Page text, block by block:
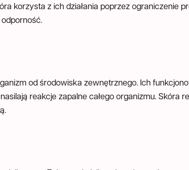
korzysta z ich działania poprzez ograniczenie
od środowiska zewnętrznego. Ich
reakcje zapalne całego organizmu. Skóra